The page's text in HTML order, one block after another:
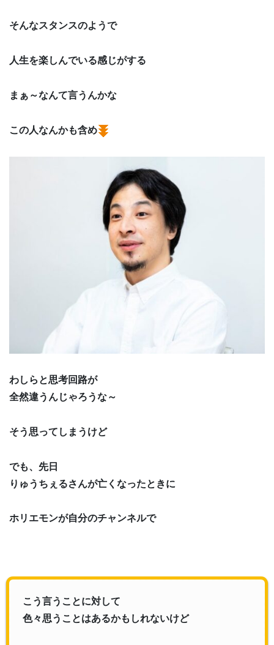
そんなスタンスのようで
人生を楽しんでいる感じがする
まぁ～なんて言うんかな
この人なんかも含め
わしらと思考回路が
全然違うんじゃろうな～
そう思ってしまうけど
でも、先日
りゅうちぇるさんが亡くなったときに
ホリエモンが自分のチャンネルで
こう言うことに対して
色々思うことはあるかもしれないけど